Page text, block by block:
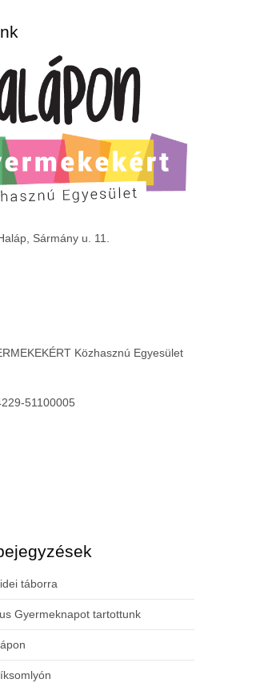
Sármány u. 11.
Közhasznú Egyesület
51100005
táborra
Gyermeknapot tartottunk